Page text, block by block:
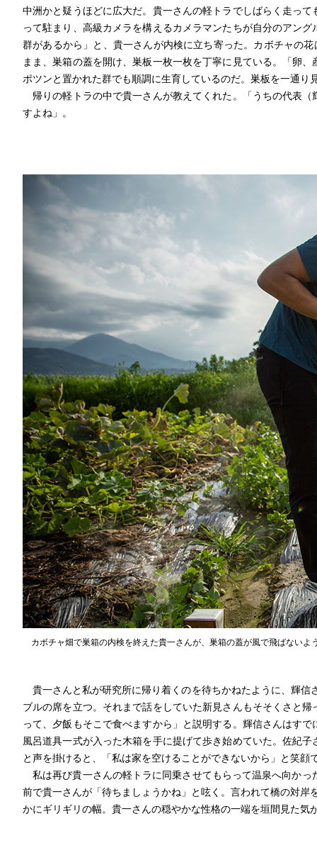
中洲かと疑うほどに広大だ。貴一さんの軽トラでしばらく走っ
って駐まり、高級カメラを構えるカメラマンたちが自分のアン
群があるから」と、貴一さんが内検に立ち寄った。カボチャの
まま、巣箱の蓋を開け、巣板一枚一枚を丁寧に見ている。「卵
ポツンと置かれた群でも順調に生育しているのだ。巣板を一通
帰りの軽トラの中で貴一さんが教えてくれた。「うちの代表
すよね」。
カボチャ畑で巣箱の内検を終えた貴一さんが、巣箱の蓋が風で飛ばないよ
貴一さんと私が研究所に帰り着くのを待ちかねたように、輝信
ブルの席を立つ。それまで話をしていた新見さんもそそくさと
って、夕飯もそこで食べますから」と説明する。輝信さんはす
風呂道具一式が入った木箱を手に提げて歩き始めていた。佐紀
と声を掛けると、「私は家を空けることができないから」と笑顔
私は再び貴一さんの軽トラに同乗させてもらって温泉へ向か
前で貴一さんが「待ちましょうかね」と呟く。言われて橋の対
かにギリギリの幅。貴一さんの穏やかな性格の一端を垣間見た気